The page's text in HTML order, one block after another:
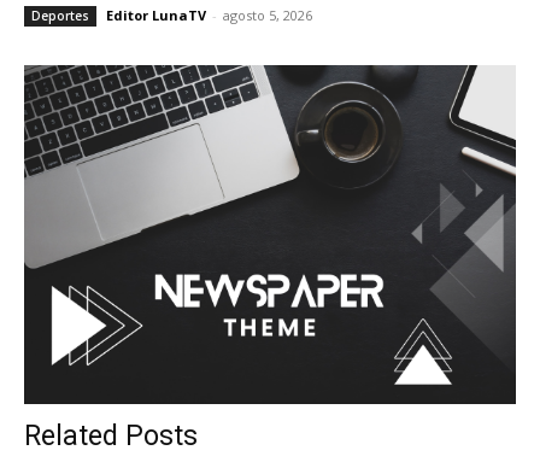
Deportes Editor LunaTV - agosto 5, 2026
Related Posts